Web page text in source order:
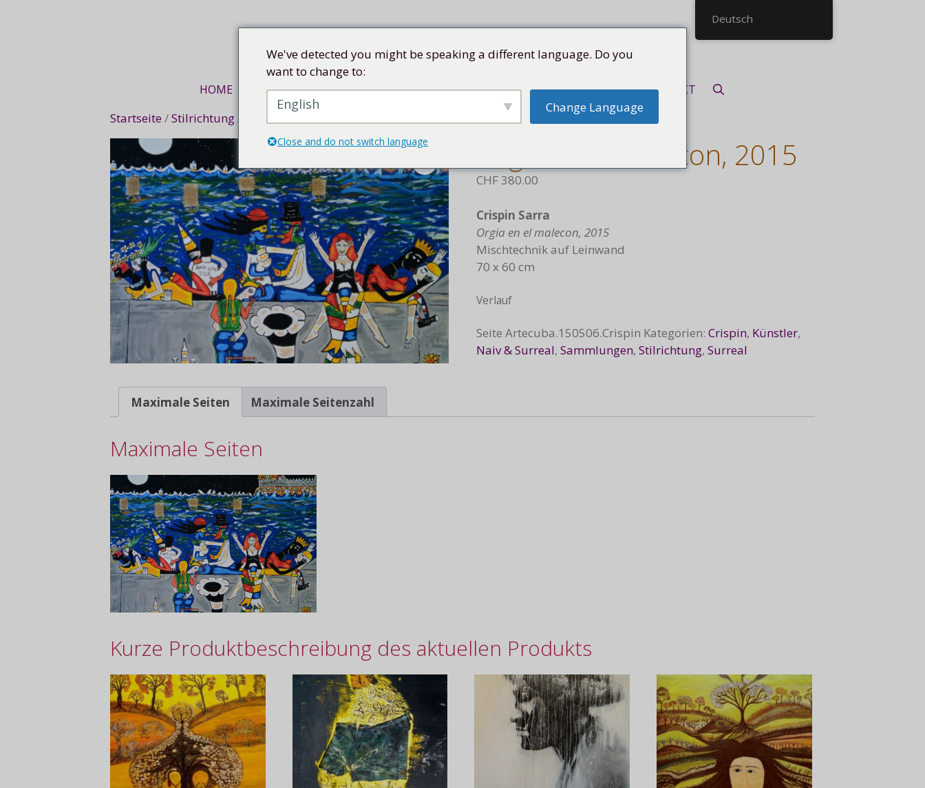
HOME KUNSTREISEN SAMMLUNG KÜNSTLER KUBA SHOP KONTAKT
Startseite /Stilrichtung/
Orgia en el malecon, 2015
CHF380.00
Crispin Sarra
Orgia en el malecon, 2015
Mischtechnik auf Leinwand
70 x 60 cm
Verlauf
SeiteArtecuba.150506.Crispin Kategorien:Crispin, Künstler,
Naiv & Surreal,Sammlungen,Stilrichtung,Surreal
Maximale Seiten Maximale Seitenzahl
Maximale Seiten
Kurze Produktbeschreibung des aktuellen Produkts
Deutsch
We've detected you might be speaking a different language. Do you
want to change to:
English Change Language
Close and do not switch language